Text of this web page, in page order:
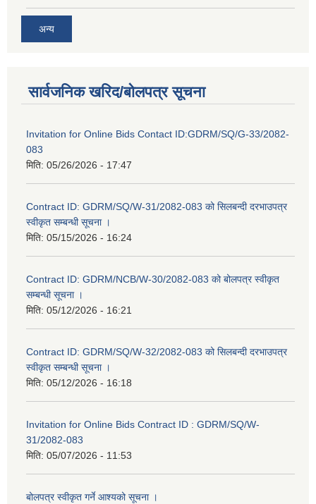
अन्य
सार्वजनिक खरिद/बोलपत्र सूचना
Invitation for Online Bids Contact ID:GDRM/SQ/G-33/2082-
083
मिति: 05/26/2026 - 17:47
Contract ID: GDRM/SQ/W-31/2082-083 को सिलबन्दी दरभाउपत्र
स्वीकृत सम्बन्धी सूचना ।
मिति: 05/15/2026 - 16:24
Contract ID: GDRM/NCB/W-30/2082-083 को बोलपत्र स्वीकृत
सम्बन्धी सूचना ।
मिति: 05/12/2026 - 16:21
Contract ID: GDRM/SQ/W-32/2082-083 को सिलबन्दी दरभाउपत्र
स्वीकृत सम्बन्धी सूचना ।
मिति: 05/12/2026 - 16:18
Invitation for Online Bids Contract ID : GDRM/SQ/W-
31/2082-083
मिति: 05/07/2026 - 11:53
बोलपत्र स्वीकृत गर्ने आश्यको सूचना ।